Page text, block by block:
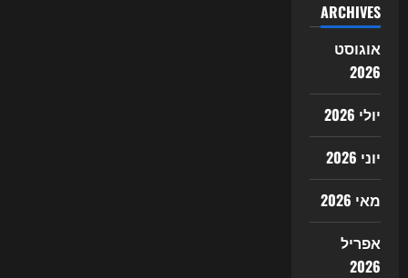
ARCHIVES
אוגוסט
2026
יולי 2026
יוני 2026
מאי 2026
אפריל
2026